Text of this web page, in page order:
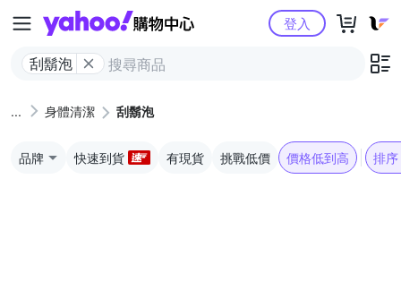
Yahoo購物中心
刮鬍泡
登入
身體清潔 刮鬍泡
品牌 快速到貨 有現貨 挑戰低價 價格低到高 排序